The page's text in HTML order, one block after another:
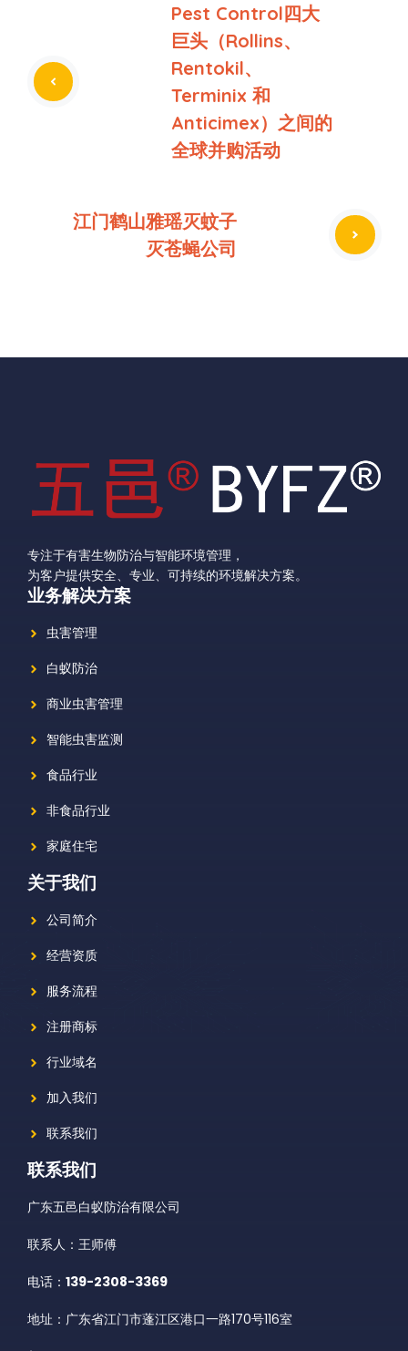
Pest Control四大
巨头（Rollins、
Rentokil、
Terminix 和
Anticimex）之间的
全球并购活动
江门鹤山雅瑶灭蚊子
灭苍蝇公司
专注于有害生物防治与智能环境管理，
为客户提供安全、专业、可持续的环境解决方案。
业务解决方案
虫害管理
白蚁防治
商业虫害管理
智能虫害监测
食品行业
非食品行业
家庭住宅
关于我们
公司简介
经营资质
服务流程
注册商标
行业域名
加入我们
联系我们
联系我们
广东五邑白蚁防治有限公司
联系人：王师傅
电话： 139-2308-3369
地址：广东省江门市蓬江区港口一路170号116室